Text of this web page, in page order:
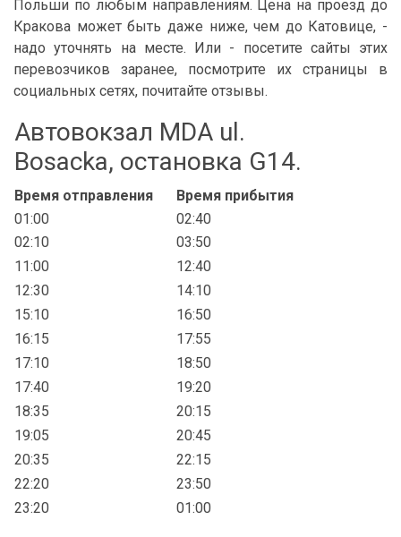
Польши по любым направлениям. Цена на проезд до
Кракова может быть даже ниже, чем до Катовице, -
надо уточнять на месте. Или - посетите сайты этих
перевозчиков заранее, посмотрите их страницы в
социальных сетях, почитайте отзывы.
Автовокзал MDA ul.
Bosacka, остановка G14.
Время отправления
Время прибытия
01:00
02:40
02:10
03:50
11:00
12:40
12:30
14:10
15:10
16:50
16:15
17:55
17:10
18:50
17:40
19:20
18:35
20:15
19:05
20:45
20:35
22:15
22:20
23:50
23:20
01:00